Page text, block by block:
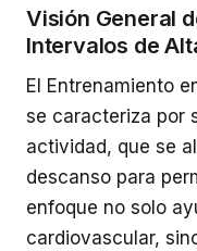
Visión General
Intervalos de
El Entrenamiento
se caracteriza por
actividad, que se
descanso para
enfoque no solo
cardiovascular,